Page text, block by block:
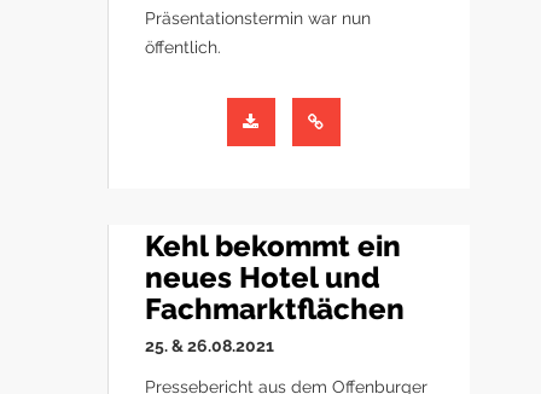
Präsentationstermin war nun
öffentlich.
Kehl bekommt ein
neues Hotel und
Fachmarktflächen
25. & 26.08.2021
Pressebericht aus dem Offenburger